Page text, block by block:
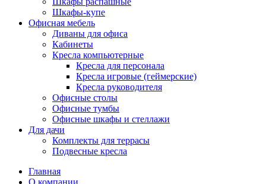
Шкафы-купе
Офисная мебель
Диваны для офиса
Кабинеты
Кресла компьютерные
Кресла для персонала
Кресла игровые (геймерские)
Кресла руководителя
Офисные столы
Офисные тумбы
Офисные шкафы и стеллажи
Для дачи
Комплекты для террасы
Подвесные кресла
Главная
О компании